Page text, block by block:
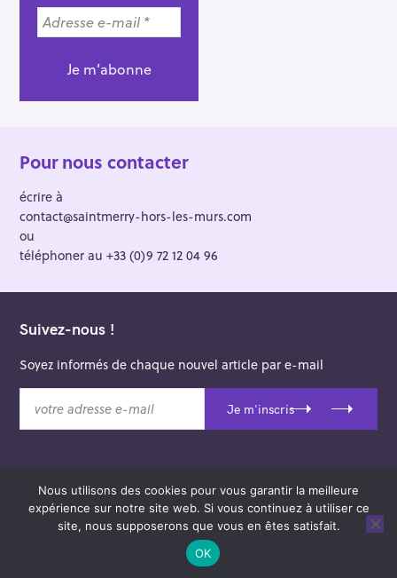
Pour nous contacter
écrire à
contact@saintmerry-hors-les-murs.com
ou
téléphoner au +33 (0)9 72 12 04 96
Suivez-nous !
Soyez informés de chaque nouvel article par e-mail
t
Je m'inscris
© 2026 Saint-Merry Hors-les-Murs.
Theme: Felt byPixelgrade.
Nous utilisons des cookies pour vous garantir la meilleure
expérience sur notre site web. Si vous continuez à utiliser ce
site, nous supposerons que vous en êtes satisfait.
OK